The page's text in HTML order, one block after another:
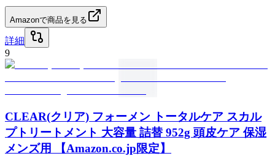
Amazonで商品を見る
詳細
9
CLEAR(クリア) フォーメン トータルケア スカル
プトリートメント 大容量 詰替 952g 頭皮ケア 保湿
メンズ用 【Amazon.co.jp限定】